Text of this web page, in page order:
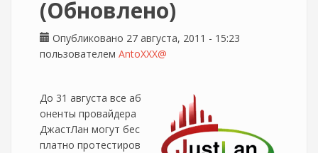
(Обновлено)
Опубликовано 27 августа, 2011 - 15:23
пользователем AntoXXX@
До 31 августа все аб
оненты провайдера
ДжастЛан могут бес
платно протестиров